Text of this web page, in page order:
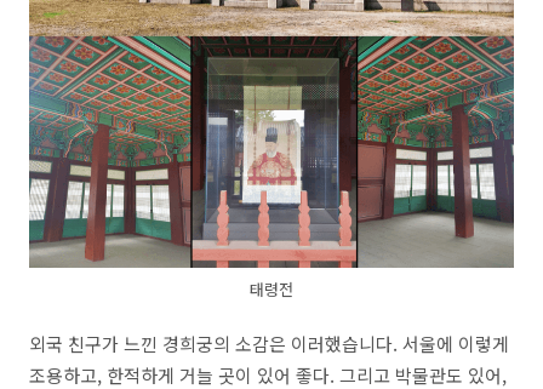
태령전
외국 친구가 느낀 경희궁의 소감은 이러했습니다. 서울에 이렇게
조용하고, 한적하게 거늘 곳이 있어 좋다. 그리고 박물관도 있어,